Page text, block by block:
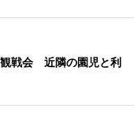
戦会 近隣の園児と利